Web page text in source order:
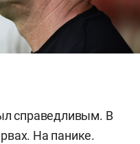
справедливым. В
На панике.